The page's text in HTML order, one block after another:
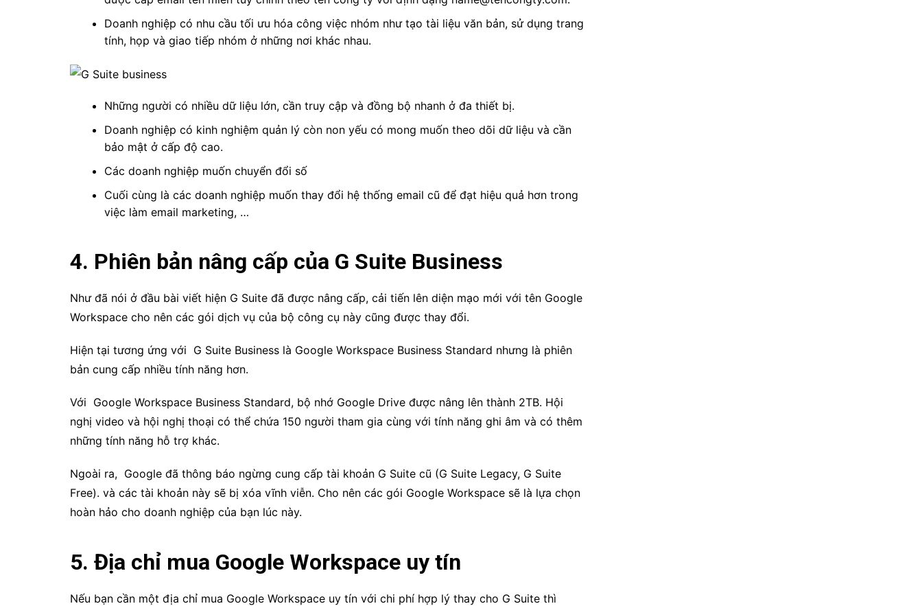
Doanh nghiệp có nhu cầu tối ưu hóa công việc nhóm như tạo tài liệu văn bản, sử dụng trang
tính, họp và giao tiếp nhóm ở những nơi khác nhau.
Những người có nhiều dữ liệu lớn, cần truy cập và đồng bộ nhanh ở đa thiết bị.
Doanh nghiệp có kinh nghiệm quản lý còn non yếu có mong muốn theo dõi dữ liệu và cần
bảo mật ở cấp độ cao.
Các doanh nghiệp muốn chuyển đổi số
Cuối cùng là các doanh nghiệp muốn thay đổi hệ thống email cũ để đạt hiệu quả hơn trong
việc làm email marketing, …
4. Phiên bản nâng cấp của G Suite Business
Như đã nói ở đầu bài viết hiện G Suite đã được nâng cấp, cải tiến lên diện mạo mới với tên Google
Workspace cho nên các gói dịch vụ của bộ công cụ này cũng được thay đổi.
Hiện tại tương ứng với G Suite Business là Google Workspace Business Standard nhưng là phiên
bản cung cấp nhiều tính năng hơn.
Với Google Workspace Business Standard, bộ nhớ Google Drive được nâng lên thành 2TB. Hội
nghị video và hội nghị thoại có thể chứa 150 người tham gia cùng với tính năng ghi âm và có thêm
những tính năng hỗ trợ khác.
Ngoài ra, Google đã thông báo ngừng cung cấp tài khoản G Suite cũ (G Suite Legacy, G Suite
Free). và các tài khoản này sẽ bị xóa vĩnh viễn. Cho nên các gói Google Workspace sẽ là lựa chọn
hoàn hảo cho doanh nghiệp của bạn lúc này.
5. Địa chỉ mua Google Workspace uy tín
Nếu bạn cần một địa chỉ mua Google Workspace uy tín với chi phí hợp lý thay cho G Suite thì